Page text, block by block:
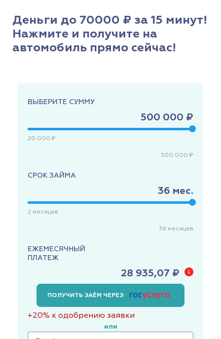
Деньги до 70000 ₽ за 15 минут!
Нажмите и получите на
автомобиль прямо сейчас!
ВЫБЕРИТЕ СУММУ
500 000 ₽
20 000 ₽
500 000 ₽
СРОК ЗАЙМА
36 мес.
2 месяцев
36 месяцев
ЕЖЕМЕСЯЧНЫЙ
ПЛАТЕЖ
28 935,07 ₽
ПОЛУЧИТЬ ЗАЁМ ЧЕРЕЗ
+20% к одобрению заявки
или